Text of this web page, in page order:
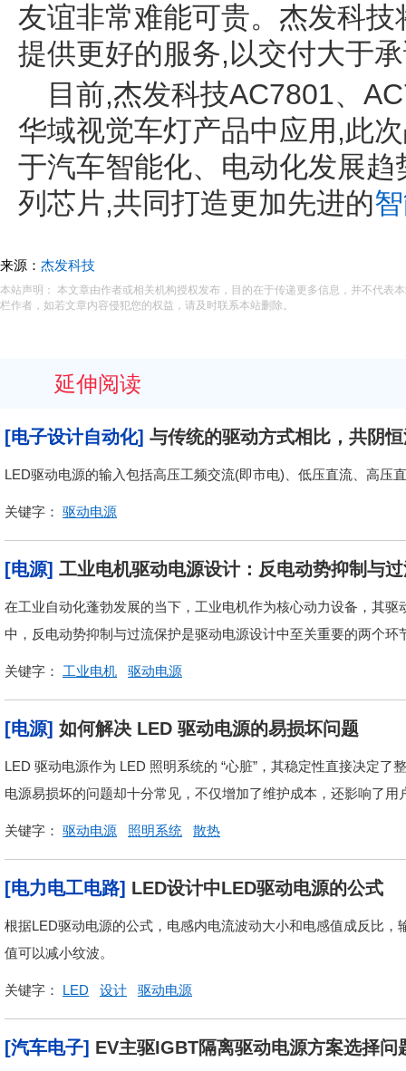
友谊非常难能可贵。杰发科
提供更好的服务,以交付大于
目前,杰发科技AC7801、
华域视觉车灯产品中应用,此
于汽车智能化、电动化发展
列芯片,共同打造更加先进的
来源： 杰发科技
本站声明： 本文章由作者或相关机构授权发布，目的在于传递更多信息，并不代表
栏作者，如若文章内容侵犯您的权益，请及时联系本站删除。
延伸阅读
[电子设计自动化] 与传统的驱动方式相比，共阴
LED驱动电源的输入包括高压工频交流(即市电)、低压直流、高压
关键字： 驱动电源
[电源] 工业电机驱动电源设计：反电动势抑制与
在工业自动化蓬勃发展的当下，工业电机作为核心动力设备，其
中，反电动势抑制与过流保护是驱动电源设计中至关重要的两个
关键字： 工业电机 驱动电源
[电源] 如何解决 LED 驱动电源的易损坏问题
LED 驱动电源作为 LED 照明系统的 “心脏”，其稳定性直接决定
电源易损坏的问题却十分常见，不仅增加了维护成本，还影响了
关键字： 驱动电源 照明系统 散热
[电力电工电路] LED设计中LED驱动电源的公式
根据LED驱动电源的公式，电感内电流波动大小和电感值成反比
值可以减小纹波。
关键字： LED 设计 驱动电源
[汽车电子] EV主驱IGBT隔离驱动电源方案选择问